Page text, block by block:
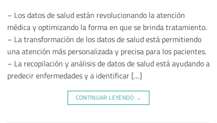
– Los datos de salud están revolucionando la atención
médica y optimizando la forma en que se brinda tratamiento.
– La transformación de los datos de salud está permitiendo
una atención más personalizada y precisa para los pacientes.
– La recopilación y análisis de datos de salud está ayudando a
predecir enfermedades y a identificar […]
CONTINUAR LEYENDO →